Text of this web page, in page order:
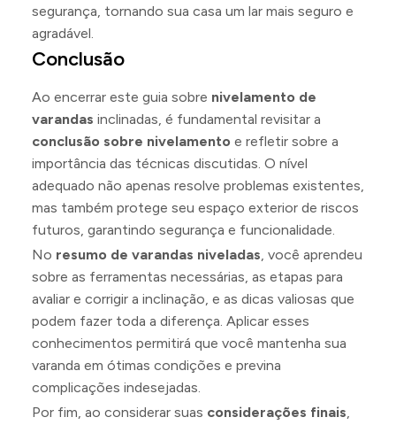
segurança, tornando sua casa um lar mais seguro e
agradável.
Conclusão
Ao encerrar este guia sobre nivelamento de
varandas inclinadas, é fundamental revisitar a
conclusão sobre nivelamento e refletir sobre a
importância das técnicas discutidas. O nível
adequado não apenas resolve problemas existentes,
mas também protege seu espaço exterior de riscos
futuros, garantindo segurança e funcionalidade.
No resumo de varandas niveladas, você aprendeu
sobre as ferramentas necessárias, as etapas para
avaliar e corrigir a inclinação, e as dicas valiosas que
podem fazer toda a diferença. Aplicar esses
conhecimentos permitirá que você mantenha sua
varanda em ótimas condições e previna
complicações indesejadas.
Por fim, ao considerar suas considerações finais,